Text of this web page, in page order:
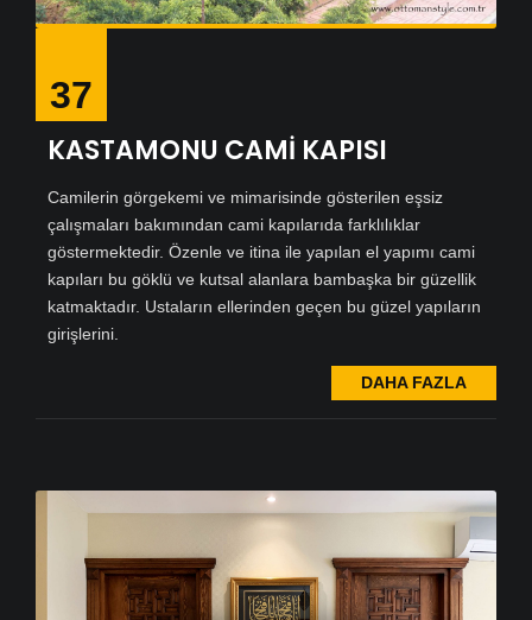
37
KASTAMONU CAMİ KAPISI
Camilerin görgekemi ve mimarisinde gösterilen eşsiz
çalışmaları bakımından cami kapılarıda farklılıklar
göstermektedir. Özenle ve itina ile yapılan el yapımı cami
kapıları bu göklü ve kutsal alanlara bambaşka bir güzellik
katmaktadır. Ustaların ellerinden geçen bu güzel yapıların
girişlerini.
DAHA FAZLA